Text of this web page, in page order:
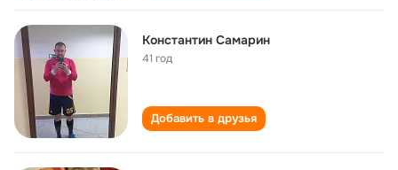
Константин Самарин
41 год
Добавить в друзья